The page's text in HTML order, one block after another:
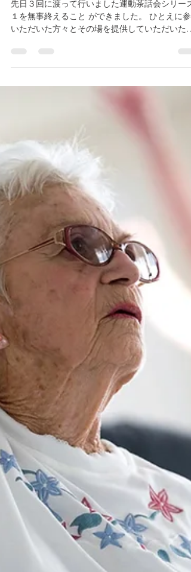
2018年11月1日 読了時間: 3分
運動茶話会シリーズ１を終えて
Clover Ginza Baseオーナー様のご協力のおかげ